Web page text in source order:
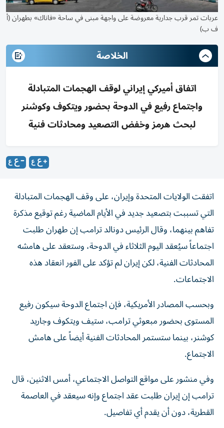
عربات تمر قرب جدارية معروضة على واجهة مبنى في ساحة «فاناك» بطهران (أ
ف ب)
الخلاصة
اتفاق أميركي إيراني لوقف الهجمات المتبادلة
واجتماع رفيع في الدوحة بحضور ويتكوف وكوشنر
لبحث هرمز وخفض التصعيد ومحادثات فنية
اتفقت الولايات المتحدة وإيران، على وقف الهجمات المتبادلة
التي تسببت بتصعيد جديد في الأيام الماضية رغم توقيع مذكرة
تفاهم بينهما، وقال الرئيس دونالد ترامب إن طهران طلبت
اجتماعاً سيُعقد اليوم الثلاثاء في الدوحة، وستعقد على هامشه
المحادثات الفنية، لكن إيران لم تؤكد على الفور انعقاد هذه
الاجتماعات.
وبحسب المصادر الأمريكية، فإن اجتماع الدوحة سيكون رفيع
المستوى بحضور مبعوثي ترامب، ستيف ويتكوف وجاريد
كوشنر، بينما ستستمر المحادثات الفنية أيضاً على هامش
‌الاجتماع.
وفي منشور على مواقع التواصل الاجتماعي، أمس الاثنين، قال
ترامب إن إيران طلبت عقد اجتماع وإنه سيعقد في العاصمة
القطرية، دون أن يقدم أي تفاصيل.